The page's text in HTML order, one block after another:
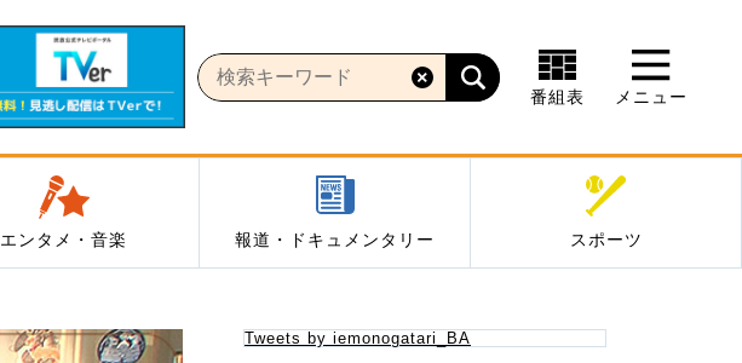
番組表 メニュー
エンタメ・音楽 報道・ドキュメンタリー スポーツ
Tweets by iemonogatari_BA